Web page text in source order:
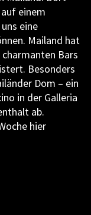
einem
eine
Mailand hat
Bars
Besonders
Dom – ein
in der Galleria
ab.
hier